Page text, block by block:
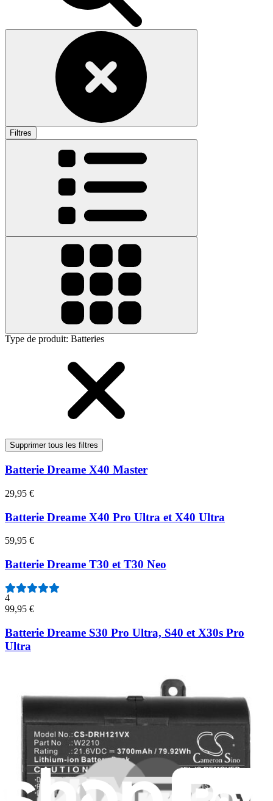
Filtres
Type de produit: Batteries
Supprimer tous les filtres
Batterie Dreame X40 Master
29,95 €
Batterie Dreame X40 Pro Ultra et X40 Ultra
59,95 €
Batterie Dreame T30 et T30 Neo
4
99,95 €
Batterie Dreame S30 Pro Ultra, S40 et X30s Pro
Ultra
Batterie Dreame M12, M12 Pro et M13
79,95 €
Batterie Dreame L20 Ultra, Series L10, Series D10 et
Series D9
54,95 €